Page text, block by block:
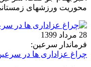
محوریت ورزشهای
28 مرداد 1399
فرماندار سرعین:
چراغ عزاداری ها در